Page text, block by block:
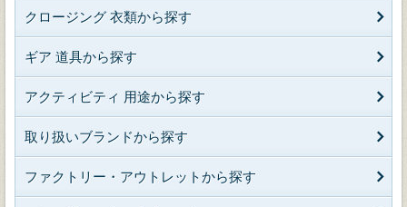
クロージング 衣類から探す
ギア 道具から探す
アクティビティ 用途から探す
取り扱いブランドから探す
ファクトリー・アウトレットから探す